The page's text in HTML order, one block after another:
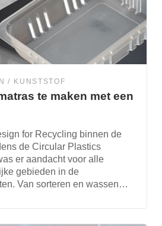
KUNSTSTOF
te maken met een
for Recycling binnen de
de Circular Plastics
er aandacht voor alle
gebieden in de
Van sorteren en wassen…